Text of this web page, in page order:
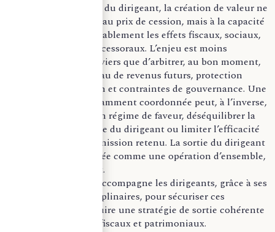
En matière de sortie du dirigeant, la création de valeur ne
tient pas seulement au prix de cession, mais à la capacité
d’en coordonner durablement les effets fiscaux, sociaux,
patrimoniaux et successoraux. L’enjeu est moins
d’additionner des leviers que d’arbitrer, au bon moment,
entre liquidité, niveau de revenus futurs, protection
sociale, transmission et contraintes de gouvernance. Une
préparation insuffisamment coordonnée peut, à l’inverse,
remettre en cause un régime de faveur, déséquilibrer la
situation personnelle du dirigeant ou limiter l’efficacité
du schéma de transmission retenu. La sortie du dirigeant
doit ainsi être abordée comme une opération d’ensemble,
structurée en amont.
accompagne les dirigeants, grâce à ses
expertises pluridisciplinaires, pour sécuriser ces
arbitrages et construire une stratégie de sortie cohérente
avec leurs objectifs fiscaux et patrimoniaux.